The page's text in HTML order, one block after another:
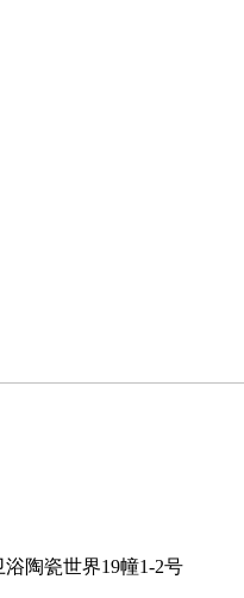
陶瓷世界19幢1-2号